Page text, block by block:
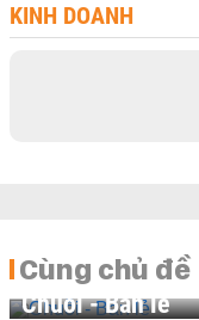
KINH DOANH
Cùng chủ đề
Chuỗi - Bán lẻ